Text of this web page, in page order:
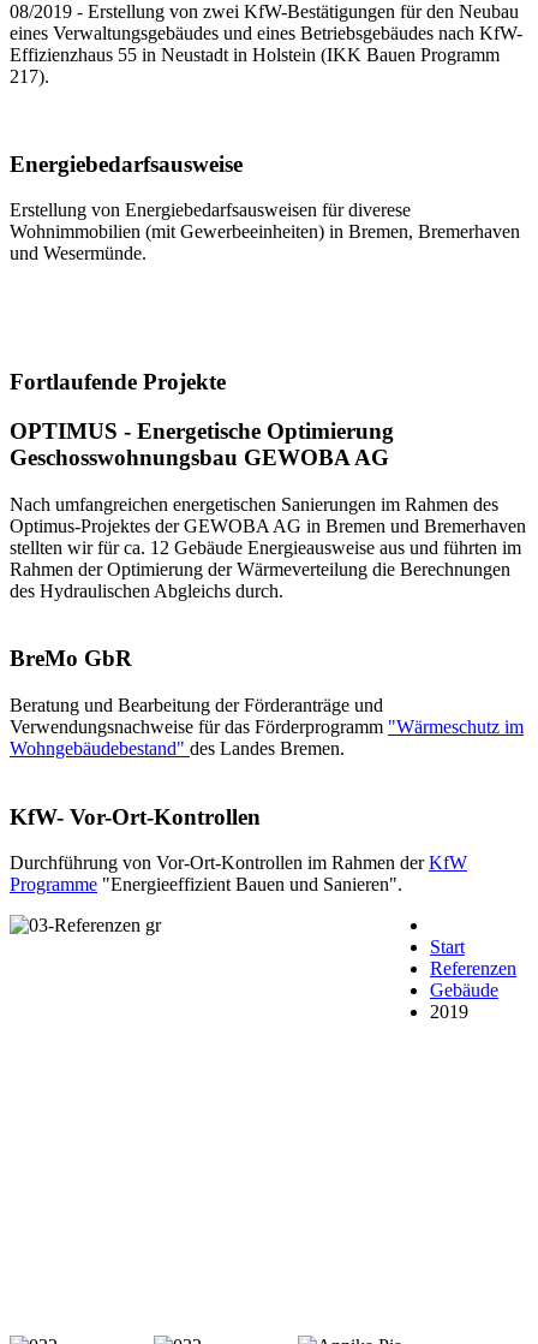
08/2019 - Erstellung von zwei KfW-Bestätigungen für den Neubau
eines Verwaltungsgebäudes und eines Betriebsgebäudes nach KfW-
Effizienzhaus 55 in Neustadt in Holstein (IKK Bauen Programm
217).
Energiebedarfsausweise
Erstellung von Energiebedarfsausweisen für diverese
Wohnimmobilien (mit Gewerbeeinheiten) in Bremen, Bremerhaven
und Wesermünde.
Fortlaufende Projekte
OPTIMUS - Energetische Optimierung
Geschosswohnungsbau GEWOBA AG
Nach umfangreichen energetischen Sanierungen im Rahmen des
Optimus-Projektes der GEWOBA AG in Bremen und Bremerhaven
stellten wir für ca. 12 Gebäude Energieausweise aus und führten im
Rahmen der Optimierung der Wärmeverteilung die Berechnungen
des Hydraulischen Abgleichs durch.
BreMo GbR
Beratung und Bearbeitung der Förderanträge und
Verwendungsnachweise für das Förderprogramm "Wärmeschutz im
Wohngebäudebestand" des Landes Bremen.
KfW- Vor-Ort-Kontrollen
Durchführung von Vor-Ort-Kontrollen im Rahmen derKfW
Programme "Energieeffizient Bauen und Sanieren".
Start
Referenzen
Gebäude
2019